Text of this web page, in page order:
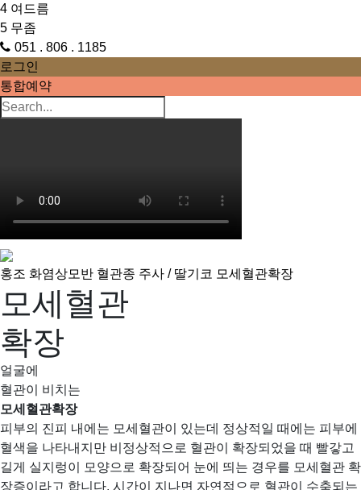
4 여드름
5 무좀
051 . 806 . 1185
로그인
통합예약
홍조 화염상모반 혈관종 주사 / 딸기코 모세혈관확장
모세혈관
확장
얼굴에
혈관이 비치는
모세혈관확장
피부의 진피 내에는 모세혈관이 있는데 정상적일 때에는 피부에
혈색을 나타내지만 비정상적으로 혈관이 확장되었을 때 빨갛고
길게 실지렁이 모양으로 확장되어 눈에 띄는 경우를 모세혈관 확
장증이라고 합니다. 시간이 지나면 자연적으로 혈관이 수축되는